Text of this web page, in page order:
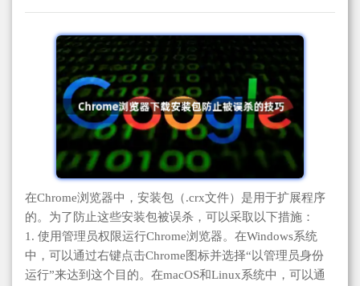
在Chrome浏览器中，安装包（.crx文件）是用于扩展程序
的。为了防止这些安装包被误杀，可以采取以下措施：
1. 使用管理员权限运行Chrome浏览器。在Windows系统
中，可以通过右键点击Chrome图标并选择“以管理员身份
运行”来达到这个目的。在macOS和Linux系统中，可以通